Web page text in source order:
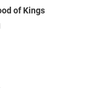
of Kings